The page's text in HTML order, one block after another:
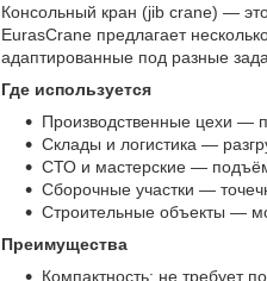
Консольный кран (jib crane) —
EurasCrane предлагает
адаптированные под разные
Где используется
Производственные цехи —
Склады и логистика —
СТО и мастерские — подъём
Сборочные участки —
Строительные объекты —
Преимущества
Компактность: не требует